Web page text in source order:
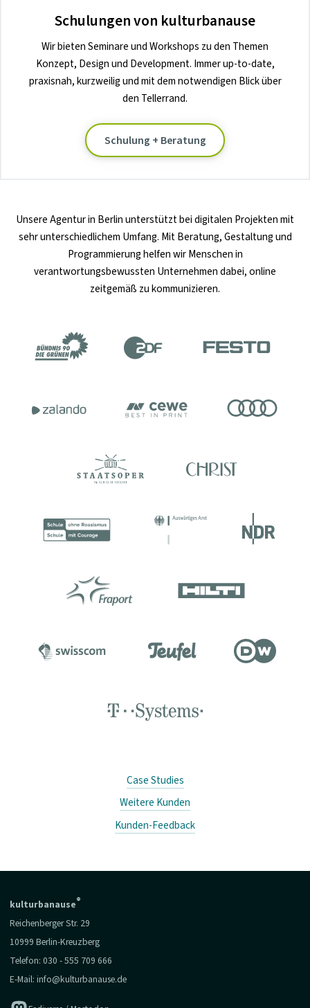
Schulungen von kulturbanause
Wir bieten Seminare und Workshops zu den Themen
Konzept, Design und Development. Immer up-to-date,
praxisnah, kurzweilig und mit dem notwendigen Blick über
den Tellerrand.
Schulung + Beratung
UnsereAgentur in Berlinunterstützt bei digitalen Projekten mit
sehr unterschiedlichem Umfang. Mit Beratung, Gestaltung und
Programmierung helfen wir Menschen in
verantwortungsbewussten Unternehmen dabei, online
zeitgemäß zu kommunizieren.
Case Studies
Weitere Kunden
Kunden-Feedback
kulturbanause®
Reichenberger Str. 29
10999 Berlin-Kreuzberg
Telefon: 030 - 555 709 666
E-Mail: info@kulturbanause.de